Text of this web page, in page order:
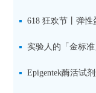
品线放价啦！
618 狂欢节丨弹
实验人的「金标准
限时一口价，手慢
Epigentek酶活试